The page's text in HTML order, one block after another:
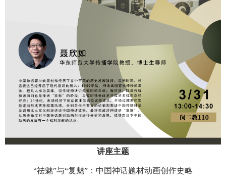
讲座主题
“祛魅”与“复魅”：中国神话题材动画创作史略